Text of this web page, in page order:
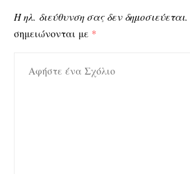
Η ηλ. διεύθυνση σας δεν δημοσιεύεται.
σημειώνονται με *